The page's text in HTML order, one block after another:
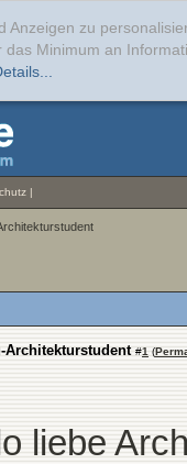
Anzeigen zu
Minimum an
|
Architekturstudent #1 (
liebe